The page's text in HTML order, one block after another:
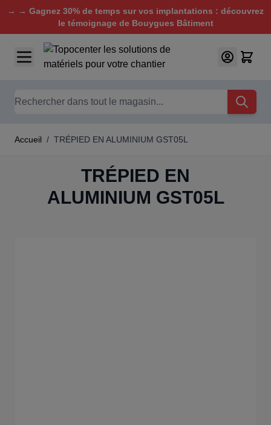
→ → Gagnez 30% de temps sur vos implantations : découvrez
le témoignage de Bouygues Bâtiment
Aller au contenu
Chercher
Accueil / TRÉPIED EN ALUMINIUM GST05L
TRÉPIED EN
ALUMINIUM GST05L